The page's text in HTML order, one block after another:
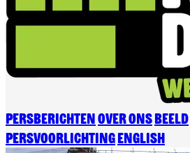
PersberichtenOver onsBeeld
PersvoorlichtingEnglish